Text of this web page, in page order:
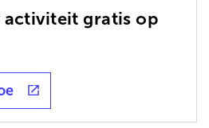
gratis op